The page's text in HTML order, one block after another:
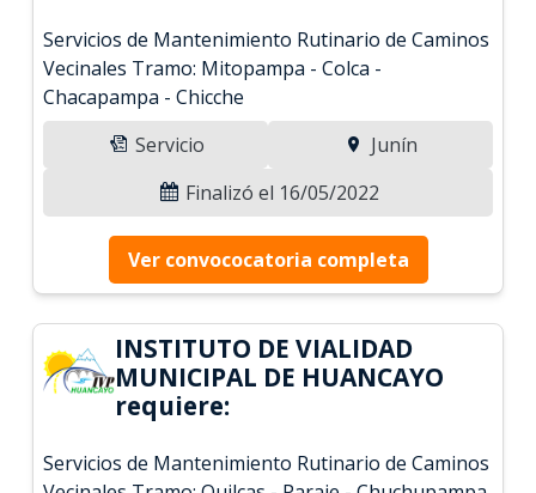
Servicios de Mantenimiento Rutinario de Caminos
Vecinales Tramo: Mitopampa - Colca -
Chacapampa - Chicche
Servicio
Junín
Finalizó el 16/05/2022
Ver convococatoria completa
INSTITUTO DE VIALIDAD
MUNICIPAL DE HUANCAYO
requiere:
Servicios de Mantenimiento Rutinario de Caminos